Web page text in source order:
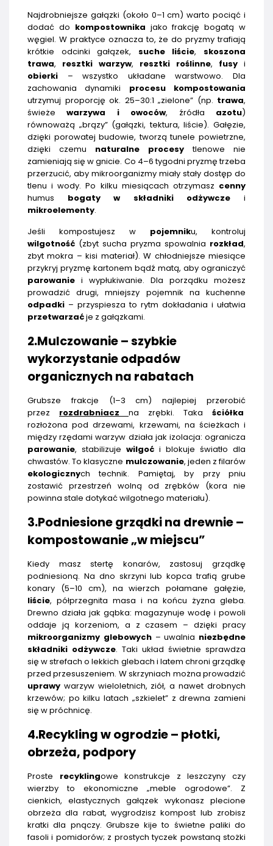
Najdrobniejsze gałązki (około 0–1 cm) warto pociąć i
dodać do kompostownika jako frakcję bogatą w
węgiel. W praktyce oznacza to, że do pryzmy trafiają
krótkie odcinki gałązek, suche liście, skoszona
trawa, resztki warzyw, resztki roślinne, fusy i
obierki – wszystko układane warstwowo. Dla
zachowania dynamiki procesu kompostowania
utrzymuj proporcję ok. 25–30:1 „zielone” (np. trawa,
świeżewarzywa i owoców, źródła azotu)
równoważą „brązy” (gałązki, tektura, liście). Gałęzie,
dzięki porowatej budowie, tworzą tunele powietrzne,
dzięki czemu naturalne procesy tlenowe nie
zamieniają się w gnicie. Co 4–6 tygodni pryzmę trzeba
przerzucić, aby mikroorganizmy miały stały dostęp do
tlenu i wody. Po kilku miesiącach otrzymasz cenny
humus bogaty w składniki odżywcze i
mikroelementy.
Jeśli kompostujesz w pojemniku, kontroluj
wilgotność (zbyt sucha pryzma spowalnia rozkład,
zbyt mokra – kisi materiał). W chłodniejsze miesiące
przykryj pryzmę kartonem bądź matą, aby ograniczyć
parowanie i wypłukiwanie. Dla porządku możesz
prowadzić drugi, mniejszy pojemnik na kuchenne
odpadki – przyspiesza to rytm dokładania i ułatwia
przetwarzaćje z gałązkami.
2.Mulczowanie – szybkie
wykorzystanie odpadów
organicznych na rabatach
Grubsze frakcje (1–3 cm) najlepiej przerobić
przez rozdrabniacz na zrębki. Taka ściółka
rozłożona pod drzewami, krzewami, na ścieżkach i
między rzędami warzyw działa jak izolacja: ogranicza
parowanie, stabilizuje wilgoć i blokuje światło dla
chwastów. To klasyczne mulczowanie, jeden z filarów
ekologicznych technik. Pamiętaj, by przy pniu
zostawić przestrzeń wolną od zrębków (kora nie
powinna stale dotykać wilgotnego materiału).
3.Podniesione grządki na drewnie –
kompostowanie „w miejscu”
Kiedy masz stertę konarów, zastosuj grządkę
podniesioną. Na dno skrzyni lub kopca trafią grube
konary (5–10 cm), na wierzch połamane gałęzie,
liście, półprzegnita masa i na końcu żyzna gleba.
Drewno działa jak gąbka: magazynuje wodę i powoli
oddaje ją korzeniom, a z czasem – dzięki pracy
mikroorganizmy glebowych– uwalnia niezbędne
składniki odżywcze. Taki układ świetnie sprawdza
się w strefach o lekkich glebach i latem chroni grządkę
przed przesuszeniem. W skrzyniach można prowadzić
uprawy warzyw wieloletnich, ziół, a nawet drobnych
krzewów; po kilku latach „szkielet” z drewna zamieni
się w próchnicę.
4.Recykling w ogrodzie – płotki,
obrzeża, podpory
Proste recyklingowe konstrukcje z leszczyny czy
wierzby to ekonomiczne „meble ogrodowe”. Z
cienkich, elastycznych gałązek wykonasz plecione
obrzeża dla rabat, wygrodzisz kompost lub zrobisz
kratki dla pnączy. Grubsze kije to świetne paliki do
fasoli i pomidorów; z prostych tyczek powstaną stożki